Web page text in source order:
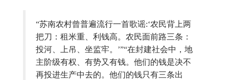
“苏南农村曾普遍流行一首歌谣:‘农民背上两
把刀：租米重、利钱高。农民面前路三条：
投河、上吊、坐监牢。’”“在封建社会中，地
主阶级有权、有势又有钱。他们的钱是决不
再投进生产中去的。他们的钱只有三条出